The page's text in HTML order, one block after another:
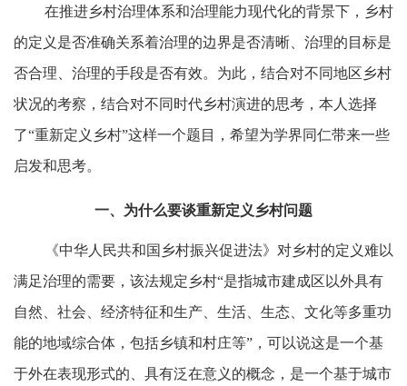
在推进乡村治理体系和治理能力现代化的背景下，乡村
的定义是否准确关系着治理的边界是否清晰、治理的目标是
否合理、治理的手段是否有效。为此，结合对不同地区乡村
状况的考察，结合对不同时代乡村演进的思考，本人选择
了“重新定义乡村”这样一个题目，希望为学界同仁带来一些
启发和思考。
一、为什么要谈重新定义乡村问题
《中华人民共和国乡村振兴促进法》对乡村的定义难以
满足治理的需要，该法规定乡村“是指城市建成区以外具有
自然、社会、经济特征和生产、生活、生态、文化等多重功
能的地域综合体，包括乡镇和村庄等”，可以说这是一个基
于外在表现形式的、具有泛在意义的概念，是一个基于城市